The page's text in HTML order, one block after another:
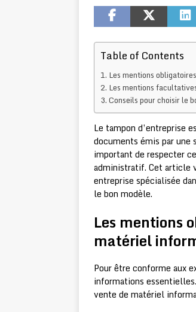
Table of Contents
Les mentions
Les mentions
Conseils pour choisir le
Le tampon d’entreprise
documents émis par
important de respecter
administratif. Cet article
entreprise spécialisée
le bon modèle.
Les mentions
matériel
Pour être conforme aux
informations
vente de matériel